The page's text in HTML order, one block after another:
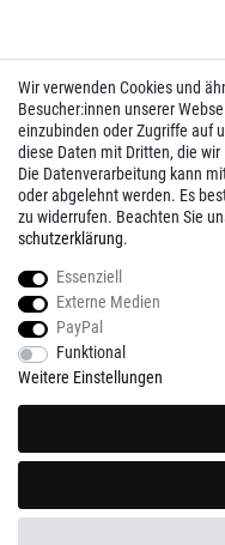
Wir verwenden Cookies und
Besucher:innen unserer
einzubinden oder Zugriffe auf
diese Daten mit Dritten, die
Die Datenverarbeitung kann
oder abgelehnt werden. Es
zu widerrufen. Beachten Sie
schutz­erklärung.
Essenziell
Externe Medien
PayPal
Funktional
Weitere Einstellungen